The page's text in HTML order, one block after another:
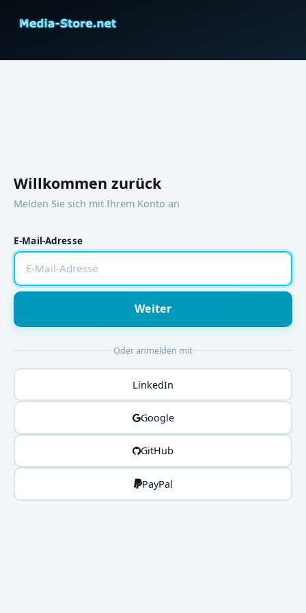
Willkommen zurück
Melden Sie sich mit Ihrem Konto an
E-Mail-Adresse
Weiter
Oder anmelden mit
LinkedIn
Google
GitHub
PayPal